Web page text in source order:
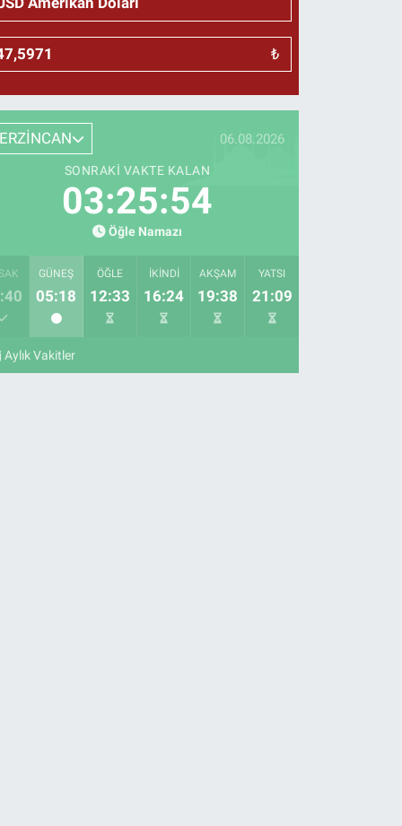
₺
ERZİNCAN 06.08.2026
SONRAKI VAKTE KALAN
03:25:53
Öğle Namazı
GÜNEŞ
05:18
ÖĞLE
12:33
İKINDI
16:24
AKŞAM
19:38
YATSI
21:09
Aylık Vakitler